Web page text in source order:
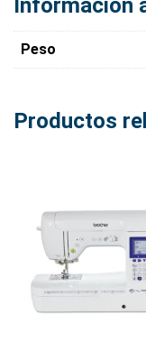
Información
Peso
Productos